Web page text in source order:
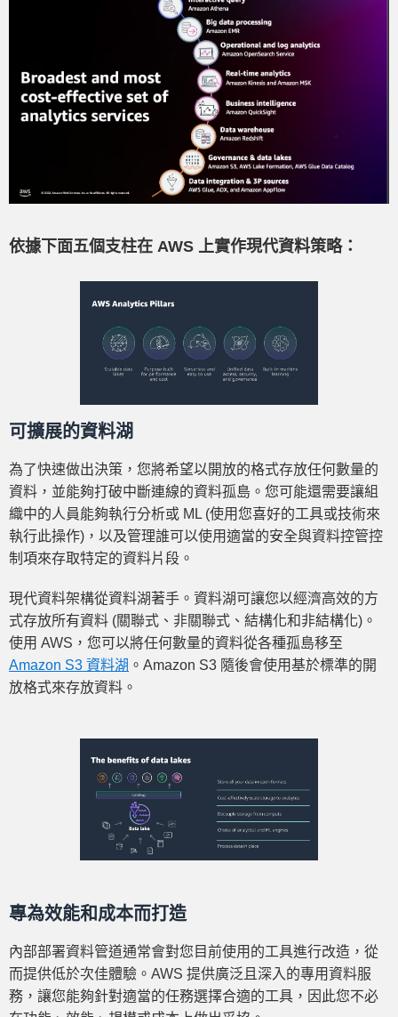
依據下面五個支柱在 AWS 上實作現代資料策略：
可擴展的資料湖
為了快速做出決策，您將希望以開放的格式存放任何數量的
資料，並能夠打破中斷連線的資料孤島。您可能還需要讓組
織中的人員能夠執行分析或 ML (使用您喜好的工具或技術來
執行此操作)，以及管理誰可以使用適當的安全與資料控管控
制項來存取特定的資料片段。
現代資料架構從資料湖著手。資料湖可讓您以經濟高效的方
式存放所有資料 (關聯式、非關聯式、結構化和非結構化)。
使用 AWS，您可以將任何數量的資料從各種孤島移至
Amazon S3 資料湖 。Amazon S3 隨後會使用基於標準的開
放格式來存放資料。
專為效能和成本而打造
內部部署資料管道通常會對您目前使用的工具進行改造，從
而提供低於次佳體驗。AWS 提供廣泛且深入的專用資料服
務，讓您能夠針對適當的任務選擇合適的工具，因此您不必